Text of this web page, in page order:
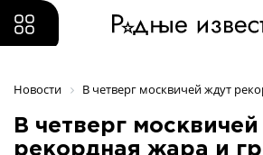
Новости В четверг москвичей ждут
В четверг
рекордная жара и